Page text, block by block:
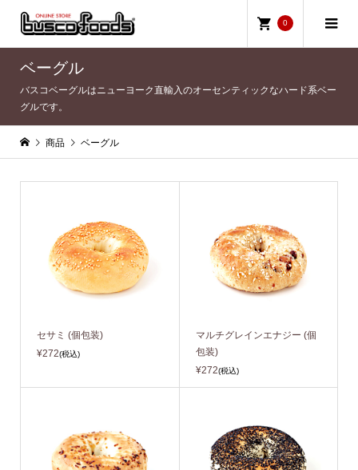
0
ベーグル
バスコベーグルはニューヨーク直輸入のオーセンティックなハード系ベー
グルです。
商品 ベーグル
セサミ (個包装)
¥272(税込)
マルチグレインエナジー (個
包装)
¥272(税込)